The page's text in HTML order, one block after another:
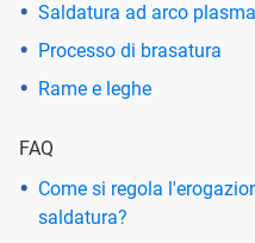
Saldatura ad arco plasma
Processo di brasatura
Rame e leghe
FAQ
Come si regola
saldatura?